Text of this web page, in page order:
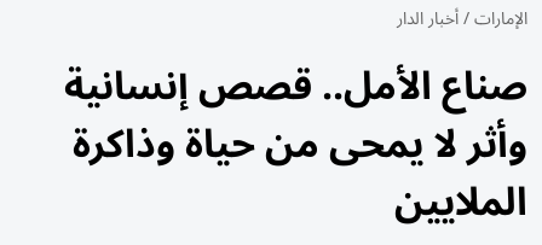
الإمارات/أخبار الدار
صناع الأمل.. قصص إنسانية
وأثر لا يمحى من حياة وذاكرة
الملايين